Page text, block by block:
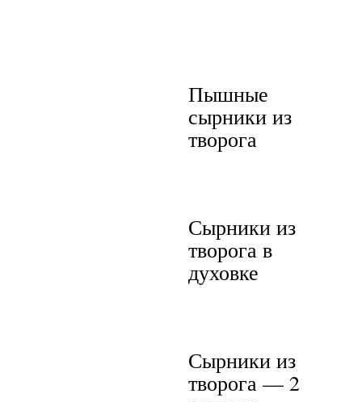
Пышные
сырники из
творога
Сырники из
творога в
духовке
Сырники из
творога — 2